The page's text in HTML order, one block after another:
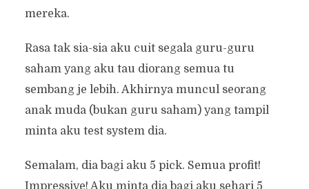
mereka.
Rasa tak sia-sia aku cuit segala guru-guru
saham yang aku tau diorang semua tu
sembang je lebih. Akhirnya muncul seorang
anak muda (bukan guru saham) yang tampil
minta aku test system dia.
Semalam, dia bagi aku 5 pick. Semua profit!
Impressive! Aku minta dia bagi aku sehari 5